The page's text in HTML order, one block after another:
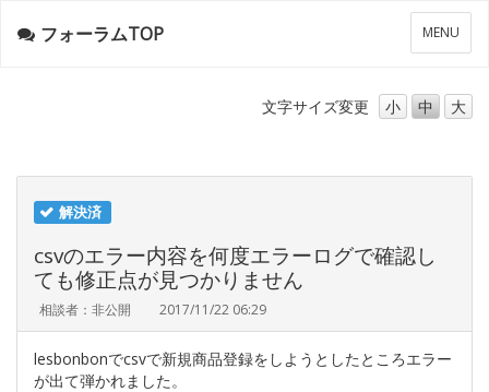
メ
ニ
ー
MENU
フォーラムTOP
文字サイズ変更 小 中 大
解決済
csvのエラー内容を何度エラーログで確認し
ても修正点が見つかりません
相談者：非公開 2017/11/22 06:29
lesbonbonでcsvで新規商品登録をしようとしたところエラー
が出て弾かれました。